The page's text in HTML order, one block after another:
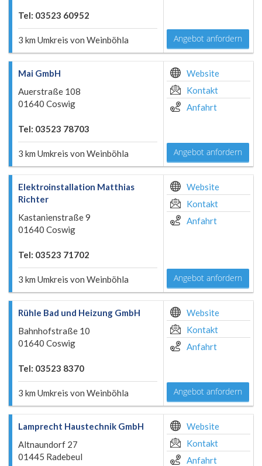
Tel: 03523 60952
3 km Umkreis von Weinböhla Angebot anfordern
Mai GmbH
Auerstraße 108
01640 Coswig
Tel: 03523 78703
3 km Umkreis von Weinböhla
Website
Kontakt
Anfahrt
Angebot anfordern
Elektroinstallation Matthias
Richter
Kastanienstraße 9
01640 Coswig
Tel: 03523 71702
3 km Umkreis von Weinböhla
Website
Kontakt
Anfahrt
Angebot anfordern
Rühle Bad und Heizung GmbH
Bahnhofstraße 10
01640 Coswig
Tel: 03523 8370
3 km Umkreis von Weinböhla
Website
Kontakt
Anfahrt
Angebot anfordern
Lamprecht Haustechnik GmbH
Altnaundorf 27
01445 Radebeul
Website
Kontakt
Anfahrt